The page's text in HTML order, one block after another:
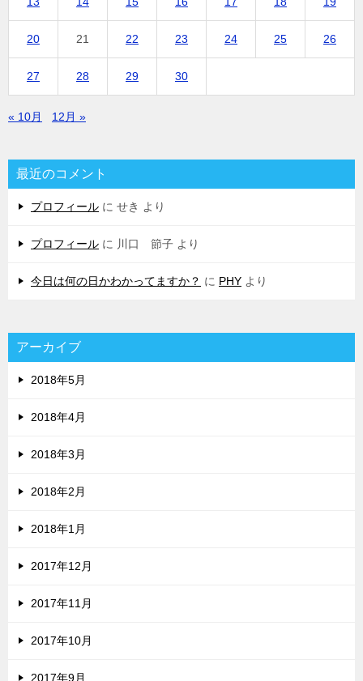
20 21 22 23 24 25 26
27 28 29 30
« 10月 12月 »
最近のコメント
プロフィール に せき より
プロフィール に 川口 節子 より
今日は何の日かわかってますか？ に PHY より
アーカイブ
2018年5月
2018年4月
2018年3月
2018年2月
2018年1月
2017年12月
2017年11月
2017年10月
2017年9月